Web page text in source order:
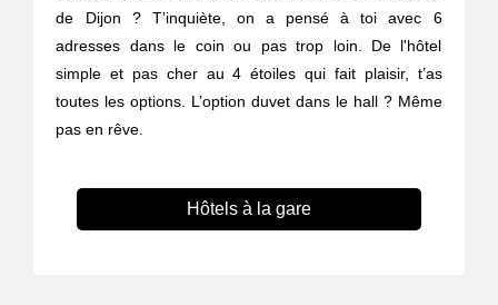
de Dijon ? T’inquiète, on a pensé à toi avec 6
adresses dans le coin ou pas trop loin. De l'hôtel
simple et pas cher au 4 étoiles qui fait plaisir, t’as
toutes les options. L’option duvet dans le hall ? Même
pas en rêve.
Hôtels à la gare